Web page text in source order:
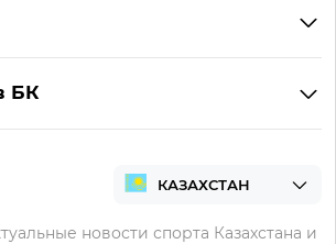
на киберспорт
БК
новости спорта Казахстана и